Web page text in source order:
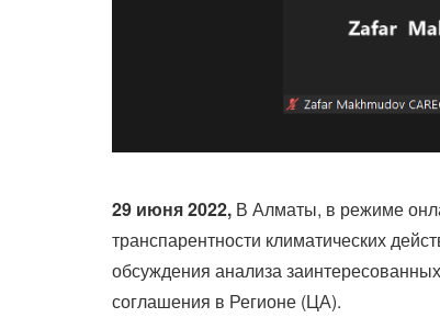
29 июня 2022, В Алматы, в режиме
транспарентности климатических
обсуждения анализа
соглашения в Регионе (ЦА).